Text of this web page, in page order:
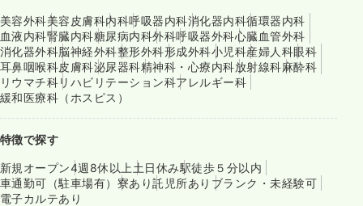
美容外科美容皮膚科内科呼吸器内科消化器内科循環器内科
血液内科腎臓内科糖尿病内科外科呼吸器外科心臓血管外科
消化器外科脳神経外科整形外科形成外科小児科産婦人科眼科
耳鼻咽喉科皮膚科泌尿器科精神科・心療内科放射線科麻酔科
リウマチ科リハビリテーション科アレルギー科
緩和医療科（ホスピス）
特徴で探す
新規オープン4週8休以上 土日休み駅徒歩５分以内
車通勤可（駐車場有） 寮あり託児所あり ブランク・未経験可
電子カルテあり